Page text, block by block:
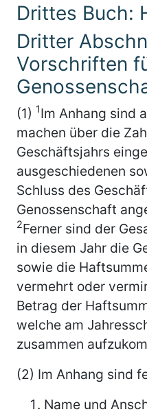
Drittes Buch:
Dritter
Vorschriften
(1) 1Im Anhang sind
machen über die
Geschäftsjahrs
ausgeschiedenen
Schluss des
Genossenschaft
2Ferner sind der
in diesem Jahr die
sowie die
vermehrt oder
Betrag der
welche am
zusammen
(2) Im Anhang sind
Name und